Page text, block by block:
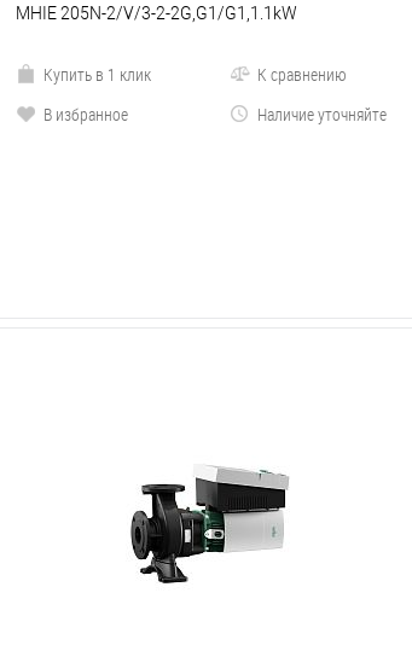
MHIE 205N-2/V/3-2-2G,G1/G1,1.1kW
Купить в 1 клик
К сравнению
В избранное
Наличие уточняйте